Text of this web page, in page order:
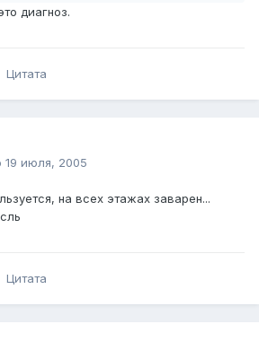
диагноз.
Цитата
19 июля, 2005
на всех этажах заварен...
Цитата